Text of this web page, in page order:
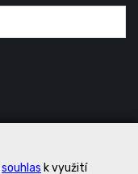
souhlas k využití